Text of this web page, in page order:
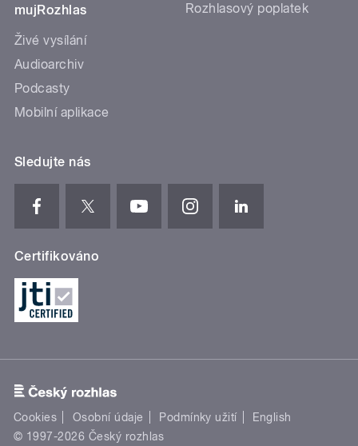
mujRozhlas
Živé vysílání
Audioarchiv
Podcasty
Mobilní aplikace
Rozhlasový poplatek
Sledujte nás
Certifikováno
Cookies Osobní údaje Podmínky užití
English
© 1997-2026 Český rozhlas